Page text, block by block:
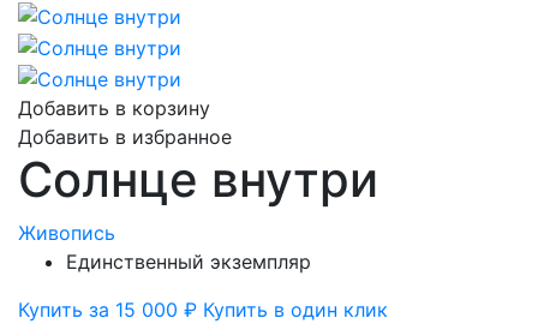
Добавить в корзину
Добавить в избранное
Солнце внутри
Живопись
Единственный экземпляр
Купить за 15 000 ₽ Купить в один клик